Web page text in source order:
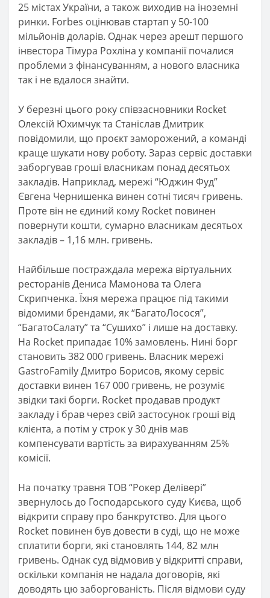
25 містах України, а також виходив на іноземні
ринки. Forbes оцінював стартап у 50-100
мільйонів доларів. Однак через арешт першого
інвестора Тімура Рохліна у компанії почалися
проблеми з фінансуванням, а нового власника
так і не вдалося знайти.
У березні цього року співзасновники Rocket
Олексій Юхимчук та Станіслав Дмитрик
повідомили, що проєкт заморожений, а команді
краще шукати нову роботу. Зараз сервіс доставки
заборгував гроші власникам понад десятьох
закладів. Наприклад, мережі “Юджин Фуд”
Євгена Чернишенка винен сотні тисяч гривень.
Проте він не єдиний кому Rocket повинен
повернути кошти, сумарно власникам десятьох
закладів – 1,16 млн. гривень.
Найбільше постраждала мережа віртуальних
ресторанів Дениса Мамонова та Олега
Скрипченка. Їхня мережа працює під такими
відомими брендами, як “БагатоЛосося”,
“БагатоСалату” та “Сушихо” і лише на доставку.
На Rocket припадає 10% замовлень. Нині борг
становить 382 000 гривень. Власник мережі
GastroFamily Дмитро Борисов, якому сервіс
доставки винен 167 000 гривень, не розуміє
звідки такі борги. Rocket продавав продукт
закладу і брав через свій застосунок гроші від
клієнта, а потім у строк у 30 днів мав
компенсувати вартість за вирахуванням 25%
комісії.
На початку травня ТОВ “Рокер Делівері”
звернулось до Господарського суду Києва, щоб
відкрити справу про банкрутство. Для цього
Rocket повинен був довести в суді, що не може
сплатити борги, які становлять 144, 82 млн
гривень. Однак суд відмовив у відкритті справи,
оскільки компанія не надала договорів, які
доводять цю заборгованість. Після відмови суду